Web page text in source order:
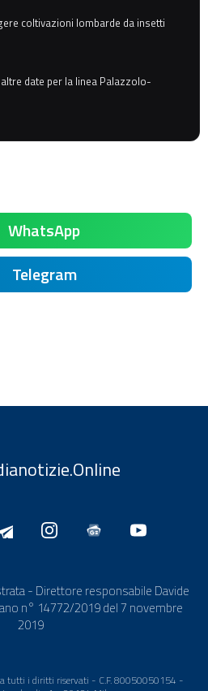
coltivazioni lombarde da insetti
date per la linea Palazzolo-
WhatsApp
Telegram
- Direttore responsabile Davide
n° 14772/2019 del 7 novembre
2019
tutti i diritti riservati - C.F. 80050050154 -